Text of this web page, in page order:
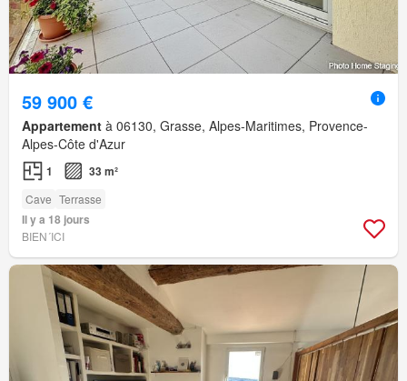
59 900 €
Appartement à 06130, Grasse, Alpes-Maritimes, Provence-
Alpes-Côte d'Azur
1 33 m²
Cave Terrasse
Il y a 18 jours
BIEN´ICI